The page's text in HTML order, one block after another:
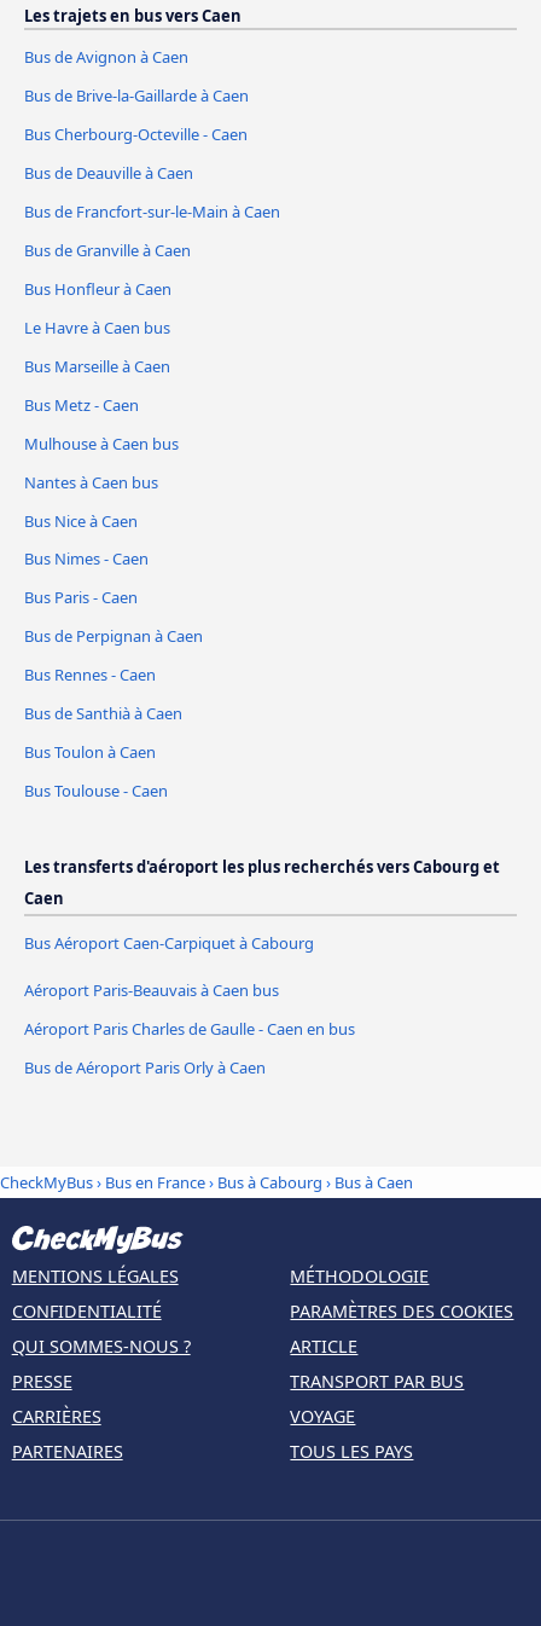
Les trajets en bus vers Caen
Bus de Avignon à Caen
Bus de Brive-la-Gaillarde à Caen
Bus Cherbourg-Octeville - Caen
Bus de Deauville à Caen
Bus de Francfort-sur-le-Main à Caen
Bus de Granville à Caen
Bus Honfleur à Caen
Le Havre à Caen bus
Bus Marseille à Caen
Bus Metz - Caen
Mulhouse à Caen bus
Nantes à Caen bus
Bus Nice à Caen
Bus Nimes - Caen
Bus Paris - Caen
Bus de Perpignan à Caen
Bus Rennes - Caen
Bus de Santhià à Caen
Bus Toulon à Caen
Bus Toulouse - Caen
Les transferts d'aéroport les plus recherchés vers Cabourg et
Caen
Bus Aéroport Caen-Carpiquet à Cabourg
Aéroport Paris-Beauvais à Caen bus
Aéroport Paris Charles de Gaulle - Caen en bus
Bus de Aéroport Paris Orly à Caen
CheckMyBus› Bus en France› Bus à Cabourg › Bus à Caen
MENTIONS LÉGALES
CONFIDENTIALITÉ
QUI SOMMES-NOUS ?
PRESSE
CARRIÈRES
PARTENAIRES
MÉTHODOLOGIE
PARAMÈTRES DES COOKIES
ARTICLE
TRANSPORT PAR BUS
VOYAGE
TOUS LES PAYS